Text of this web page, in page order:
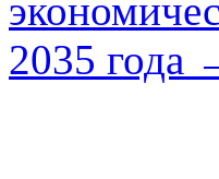
2035 года